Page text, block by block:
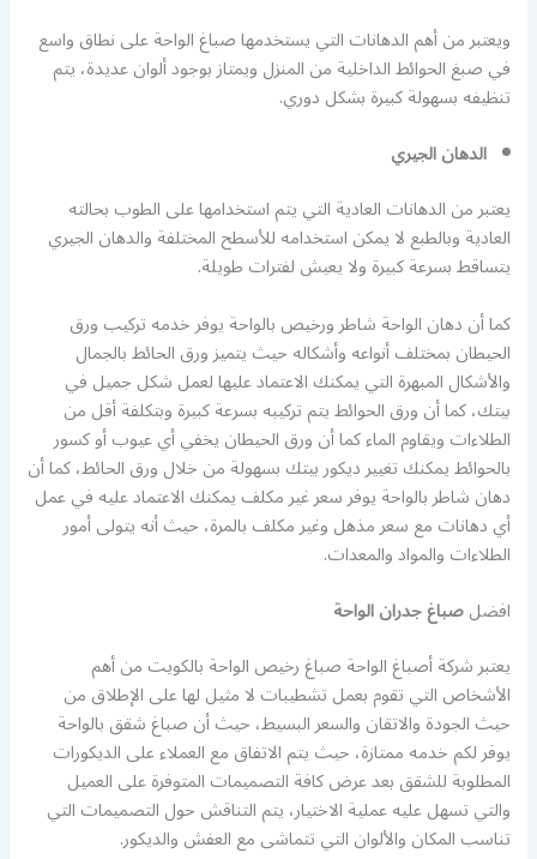
ويعتبر من أهم الدهانات التي يستخدمها صباغ الواحة على نطاق واسع
في صبغ الحوائط الداخلية من المنزل ويمتاز بوجود ألوان عديدة، يتم
تنظيفه بسهولة كبيرة بشكل دوري.
الدهان الجيري
يعتبر من الدهانات العادية التي يتم استخدامها على الطوب بحالته
العادية وبالطبع لا يمكن استخدامه للأسطح المختلفة والدهان الجيري
يتساقط بسرعة كبيرة ولا يعيش لفترات طويلة.
كما أن دهان الواحة شاطر ورخيص بالواحة يوفر خدمه تركيب ورق
الحيطان بمختلف أنواعه وأشكاله حيث يتميز ورق الحائط بالجمال
والأشكال المبهرة التي يمكنك الاعتماد عليها لعمل شكل جميل في
بيتك، كما أن ورق الحوائط يتم تركيبه بسرعة كبيرة وبتكلفة أقل من
الطلاءات ويقاوم الماء كما أن ورق الحيطان يخفي أي عيوب أو كسور
بالحوائط يمكنك تغيير ديكور بيتك بسهولة من خلال ورق الحائط، كما أن
دهان شاطر بالواحة يوفر سعر غير مكلف يمكنك الاعتماد عليه في عمل
أي دهانات مع سعر مذهل وغير مكلف بالمرة، حيث أنه يتولى أمور
الطلاءات والمواد والمعدات.
افضلصباغ جدران الواحة
يعتبر شركة أصباغ الواحة صباغ رخيص الواحة بالكويت من أهم
الأشخاص التي تقوم بعمل تشطيبات لا مثيل لها على الإطلاق من
حيث الجودة والاتقان والسعر البسيط، حيث أن صباغ شقق بالواحة
يوفر لكم خدمه ممتازة، حيث يتم الاتفاق مع العملاء على الديكورات
المطلوبة للشقق بعد عرض كافة التصميمات المتوفرة على العميل
والتي تسهل عليه عملية الاختيار، يتم التناقش حول التصميمات التي
تناسب المكان والألوان التي تتماشى مع العفش والديكور.